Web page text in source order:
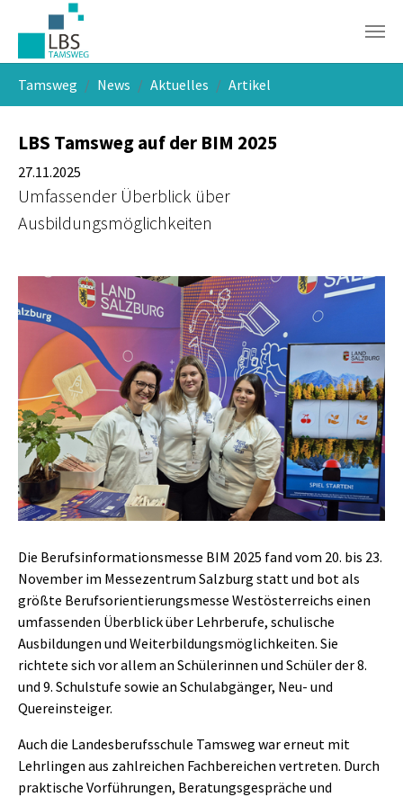
Skip to main navigation
Skip to main content
Skip to page footer
Tamsweg News Aktuelles Artikel
LBS Tamsweg auf der BIM 2025
27.11.2025
Umfassender Überblick über
Ausbildungsmöglichkeiten
Die Berufsinformationsmesse BIM 2025 fand vom 20. bis 23.
November im Messezentrum Salzburg statt und bot als
größte Berufsorientierungsmesse Westösterreichs einen
umfassenden Überblick über Lehrberufe, schulische
Ausbildungen und Weiterbildungsmöglichkeiten. Sie
richtete sich vor allem an Schülerinnen und Schüler der 8.
und 9. Schulstufe sowie an Schulabgänger, Neu- und
Quereinsteiger.
Auch die Landesberufsschule Tamsweg war erneut mit
Lehrlingen aus zahlreichen Fachbereichen vertreten. Durch
praktische Vorführungen, Beratungsgespräche und